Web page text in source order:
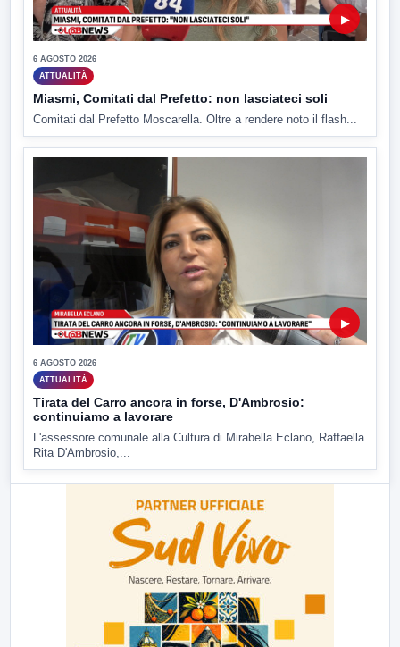
▶
6 AGOSTO 2026
ATTUALITÀ
Miasmi, Comitati dal Prefetto: non lasciateci soli
Comitati dal Prefetto Moscarella. Oltre a rendere noto il flash...
▶
6 AGOSTO 2026
ATTUALITÀ
Tirata del Carro ancora in forse, D'Ambrosio:
continuiamo a lavorare
L'assessore comunale alla Cultura di Mirabella Eclano, Raffaella
Rita D'Ambrosio,...